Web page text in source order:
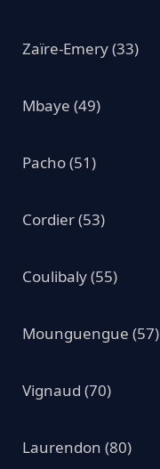
Zaïre-Emery (33)
Mbaye (49)
Pacho (51)
Cordier (53)
Coulibaly (55)
Mounguengue (57)
Vignaud (70)
Laurendon (80)